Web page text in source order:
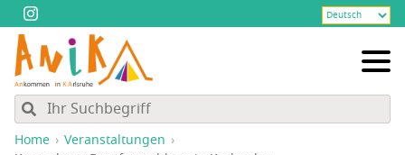
Home
Veranstaltungen